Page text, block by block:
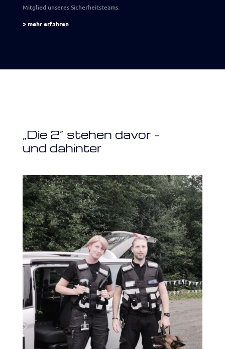
Mitglied unseres Sicherheitsteams.
> mehr erfahren
„Die 2“ stehen davor –
und dahinter